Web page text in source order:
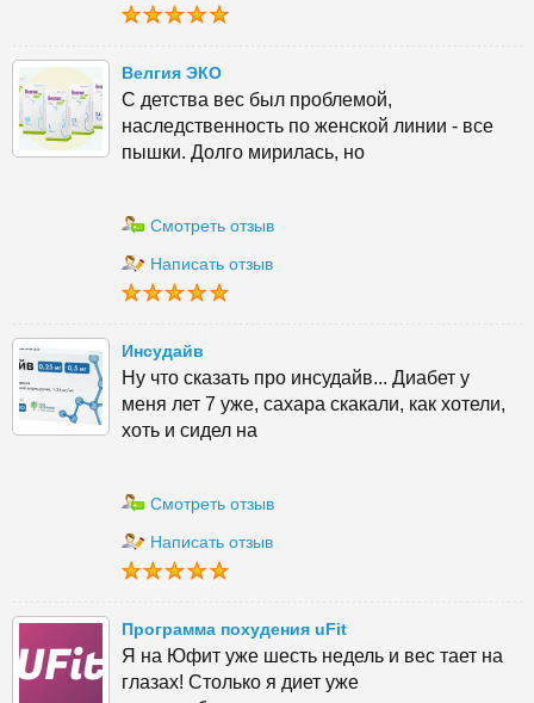
Велгия ЭКО
С детства вес был проблемой,
наследственность по женской линии - все
пышки. Долго мирилась, но
Смотреть отзыв
Написать отзыв
Инсудайв
Ну что сказать про инсудайв... Диабет у
меня лет 7 уже, сахара скакали, как хотели,
хоть и сидел на
Смотреть отзыв
Написать отзыв
Программа похудения uFit
Я на Юфит уже шесть недель и вес тает на
глазах! Столько я диет уже